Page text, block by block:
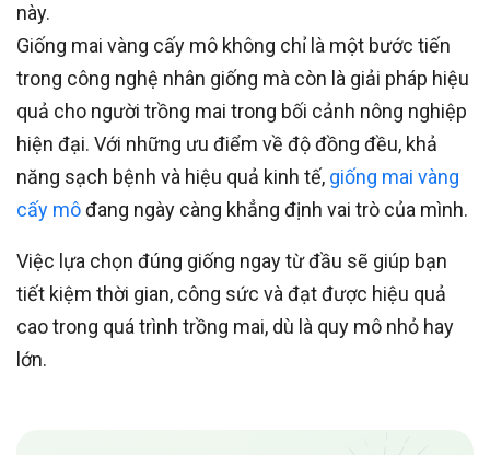
này.
Giống mai vàng cấy mô không chỉ là một bước tiến
trong công nghệ nhân giống mà còn là giải pháp hiệu
quả cho người trồng mai trong bối cảnh nông nghiệp
hiện đại. Với những ưu điểm về độ đồng đều, khả
năng sạch bệnh và hiệu quả kinh tế, giống mai vàng
cấy môđang ngày càng khẳng định vai trò của mình.
Việc lựa chọn đúng giống ngay từ đầu sẽ giúp bạn
tiết kiệm thời gian, công sức và đạt được hiệu quả
cao trong quá trình trồng mai, dù là quy mô nhỏ hay
lớn.